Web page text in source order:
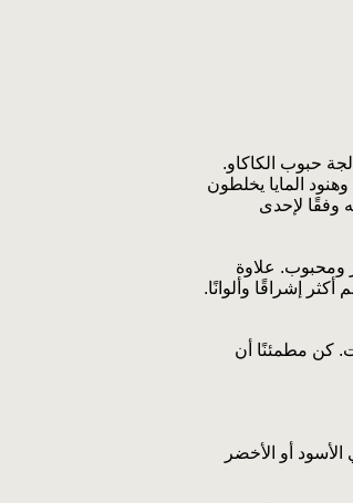
حبوب الكاكاو.
المايا يخلطون
وفقًا لإحدى
ومحبوب. علاوة
إشراقًا وألوانًا.
كن مطمئنًا أن
أو الأخضر